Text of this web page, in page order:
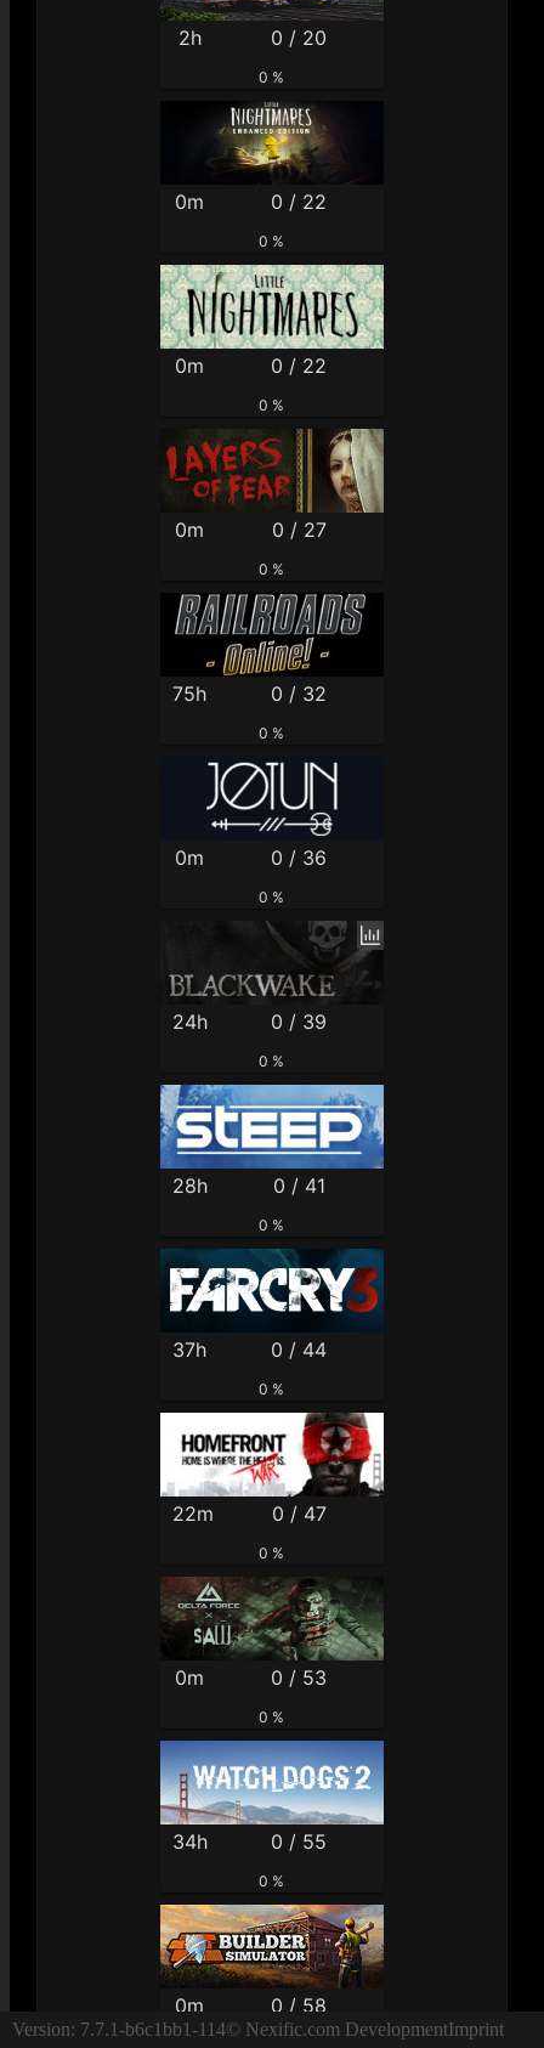
2h 0 / 20
0 %
0m 0 / 22
0 %
0m 0 / 22
0 %
0m 0 / 27
0 %
75h 0 / 32
0 %
0m 0 / 36
0 %
24h 0 / 39
0 %
28h 0 / 41
0 %
37h 0 / 44
0 %
22m 0 / 47
0 %
0m 0 / 53
0 %
34h 0 / 55
0 %
0m 0 / 58
Version: 7.7.1-b6c1bb1-114© Nexific.com DevelopmentImprint